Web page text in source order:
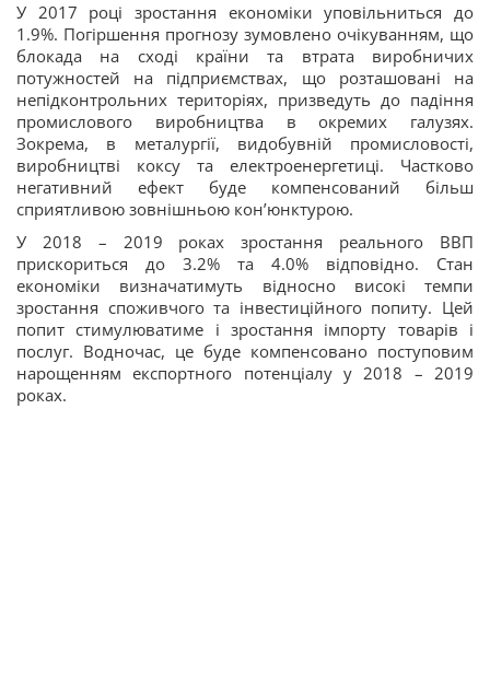
У 2017 році зростання економіки уповільниться до
1.9%. Погіршення прогнозу зумовлено очікуванням, що
блокада на сході країни та втрата виробничих
потужностей на підприємствах, що розташовані на
непідконтрольних територіях, призведуть до падіння
промислового виробництва в окремих галузях.
Зокрема, в металургії, видобувній промисловості,
виробництві коксу та електроенергетиці. Частково
негативний ефект буде компенсований більш
сприятливою зовнішньою кон’юнктурою.
У 2018 – 2019 роках зростання реального ВВП
прискориться до 3.2% та 4.0% відповідно. Стан
економіки визначатимуть відносно високі темпи
зростання споживчого та інвестиційного попиту. Цей
попит стимулюватиме і зростання імпорту товарів і
послуг. Водночас, це буде компенсовано поступовим
нарощенням експортного потенціалу у 2018 – 2019
роках.